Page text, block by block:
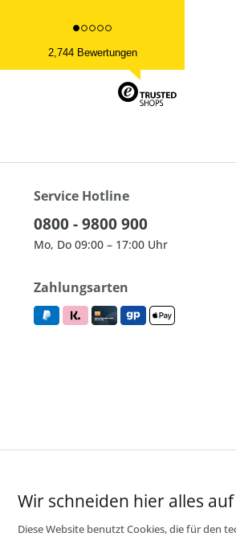
2,744 Bewertungen
Service Hotline
0800 - 9800 900
Mo, Do 09:00 – 17:00 Uhr
Zahlungsarten
Wir schneiden hier alles
Diese Website benutzt Cookies, die für den